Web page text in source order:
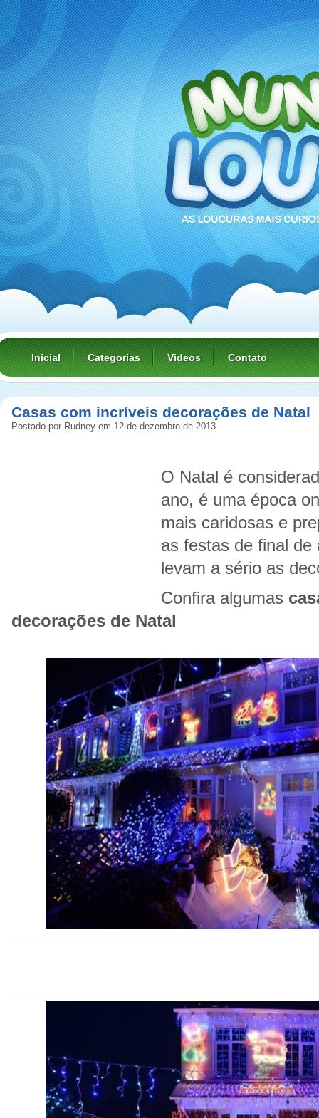
Inicial Categorias Videos Contato
Casas com incríveis decorações de Natal
Postado por Rudney em 12 de dezembro de 2013
O Natal é
ano, é uma época
mais caridosas e
as festas de final
levam a sério as
Confira algumas
decorações de Natal